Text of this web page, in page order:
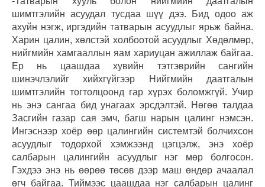
шимтгэлийн асуудал тусдаа шүү дээ. Бид одоо аж
ахуйн нэгж, иргэдийн татварын асуудлыг ярьж байна.
Харин цалин, хөлстэй холбоотой асуудлыг Хөдөлмөр,
нийгмийн хамгааллын яам хариуцан ажиллаж байгаа.
Ер нь цаашдаа хувийн тэтгэврийн сангийн
шинэчлэлийг хийхгүйгээр Нийгмийн даатгалын
шимтгэлийн тогтолцоонд гар хүрэх боломжгүй. Учир
нь энэ сангаа бид унагаах эрсдэлтэй. Нөгөө талдаа
Засгийн газар сая эмч, багш нарын цалинг нэмсэн.
Ингэснээр хоёр өөр цалингийн системтэй болчихсон
асуудлыг тодорхой хэмжээнд цэгцэлж, энэ хоёр
салбарын цалингийн асуудлыг нэг мөр болгосон.
Гэхдээ энэ нь өөрөө төсөв дээр маш өндөр ачаалал
өгч байгаа. Тиймээс цаашдаа нэг салбарын цалинг